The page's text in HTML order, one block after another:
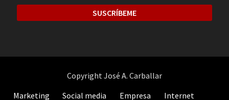
Copyright José A. Carballar
Marketing
Social media Empresa Internet